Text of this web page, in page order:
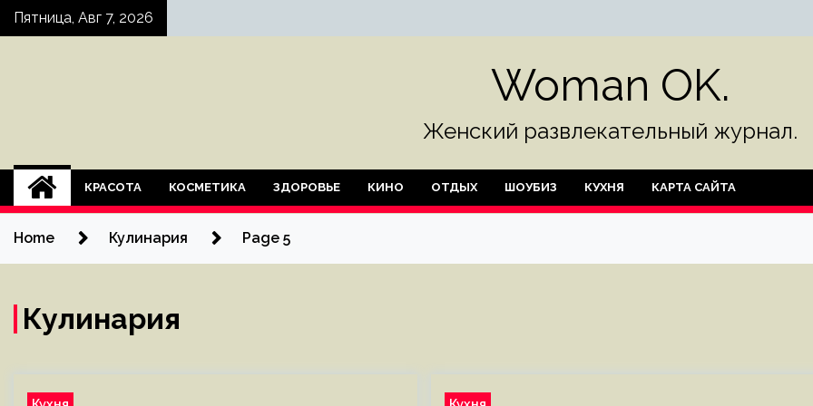
SkipПятница, Авг 7, 2026
Woman OK.
Женский развлекательный журнал.
КРАСОТА КОСМЕТИКА ЗДОРОВЬЕ КИНО ОТДЫХ ШОУБИЗ КУХНЯ КАРТА САЙТА
Home Кулинария Page 5
Кулинария